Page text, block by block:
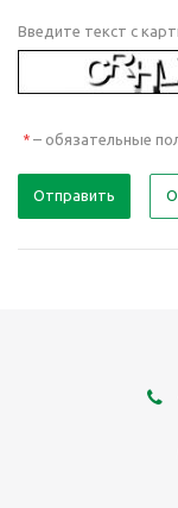
Введите текст с
* – обязательные
Отправить